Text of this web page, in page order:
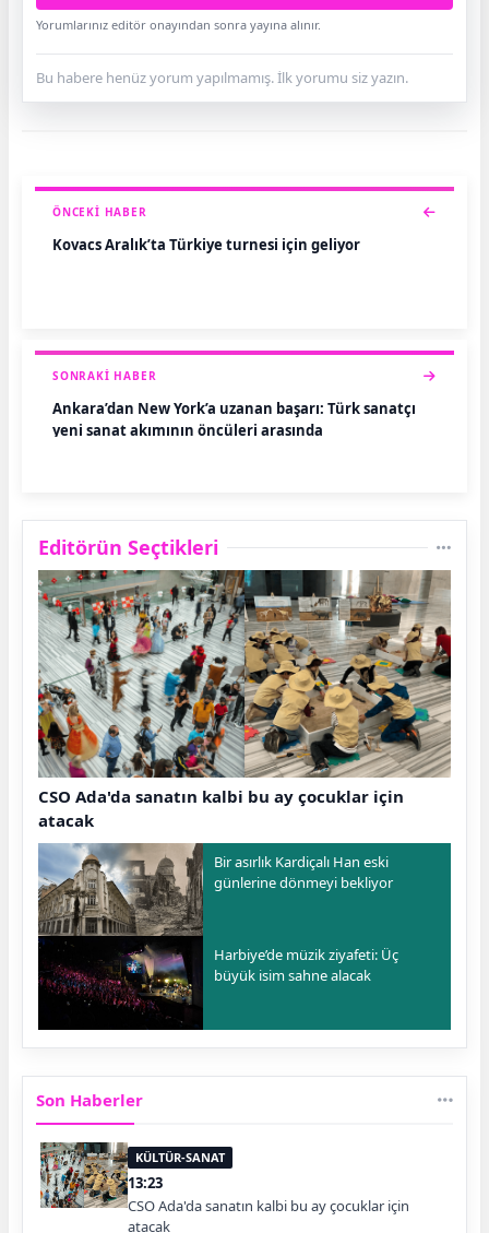
Yorumlarınız editör onayından sonra yayına alınır.
Bu habere henüz yorum yapılmamış. İlk yorumu siz yazın.
ÖNCEKI HABER
Kovacs Aralık’ta Türkiye turnesi için geliyor
SONRAKI HABER
Ankara’dan New York’a uzanan başarı: Türk sanatçı
yeni sanat akımının öncüleri arasında
Editörün Seçtikleri
CSO Ada'da sanatın kalbi bu ay çocuklar için
atacak
Bir asırlık Kardiçalı Han eski
günlerine dönmeyi bekliyor
Harbiye’de müzik ziyafeti: Üç
büyük isim sahne alacak
Son Haberler
KÜLTÜR-SANAT
13:23
CSO Ada'da sanatın kalbi bu ay çocuklar için
atacak